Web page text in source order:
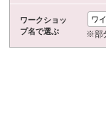
ワークショッ
プ名で選ぶ
※部